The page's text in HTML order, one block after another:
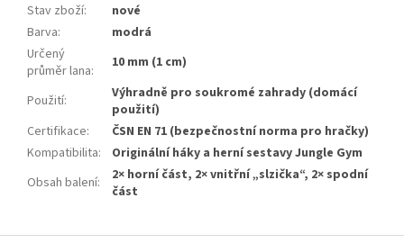
Stav zboží:
nové
Barva:
modrá
Určený
průměr lana: 10 mm (1 cm)
Použití:
Výhradně pro soukromé zahrady (domácí
použití)
Certifikace:
ČSN EN 71 (bezpečnostní norma pro hračky)
Kompatibilita:
Originální háky a herní sestavy Jungle Gym
Obsah balení:
2× horní část, 2× vnitřní „slzička“, 2× spodní
část